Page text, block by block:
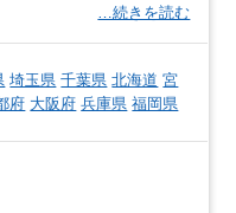
…続きを読む
埼玉県 千葉県 北海道 宮
府 大阪府 兵庫県 福岡県